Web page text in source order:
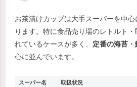
お茶漬けカップは大手スーパーを中
ります。特に食品売り場のレトルト
れているケースが多く、 定番の海苔
心に並んでいます。
スーパー名 取扱状況